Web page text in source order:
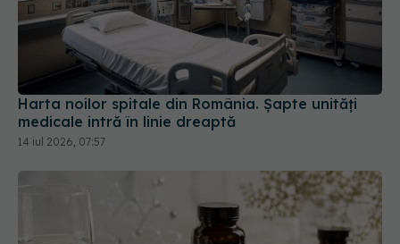
Harta noilor spitale din România. Șapte unități
medicale intră în linie dreaptă
14 iul 2026, 07:57